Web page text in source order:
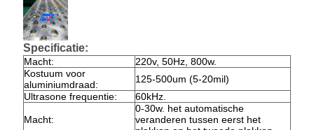
Specificatie:
Macht:
220v, 50Hz, 800w.
Kostuum voor
aluminiumdraad:
125-500um (5-20mil)
Ultrasone frequentie:
60kHz.
Macht:
0-30w. het automatische
veranderen tussen eerst het